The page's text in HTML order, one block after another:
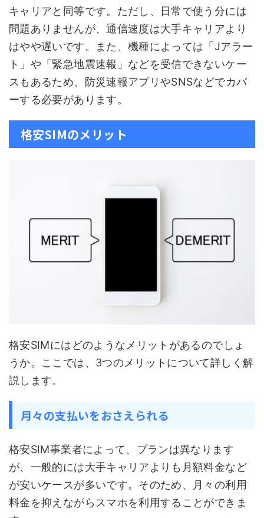
キャリアと同等です。ただし、日常で使う分には
問題ありませんが、通信速度は大手キャリアより
はやや遅いです。また、機種によっては「Jアラー
ト」や「緊急地震速報」などを受信できないケー
スもあるため、防災速報アプリやSNSなどでカバ
ーする必要があります。
格安SIMのメリット
格安SIMにはどのようなメリットがあるのでしょ
うか。ここでは、3つのメリットについて詳しく解
説します。
月々の支払いをおさえられる
格安SIM事業者によって、プランは異なります
が、一般的には大手キャリアよりも月額料金など
が安いケースが多いです。そのため、月々の利用
料金を抑えながらスマホを利用することができま